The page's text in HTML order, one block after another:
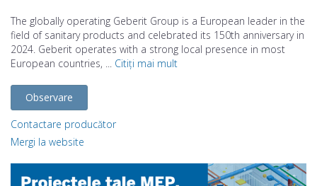
The globally operating Geberit Group is a European leader in the
field of sanitary products and celebrated its 150th anniversary in
2024. Geberit operates with a strong local presence in most
European countries, ... Citiți mai mult
Observare
Contactare producător
Mergi la website